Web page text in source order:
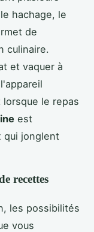
hachage, le
de
culinaire.
et vaquer à
le repas
est
qui jonglent
recettes
les possibilités
vous